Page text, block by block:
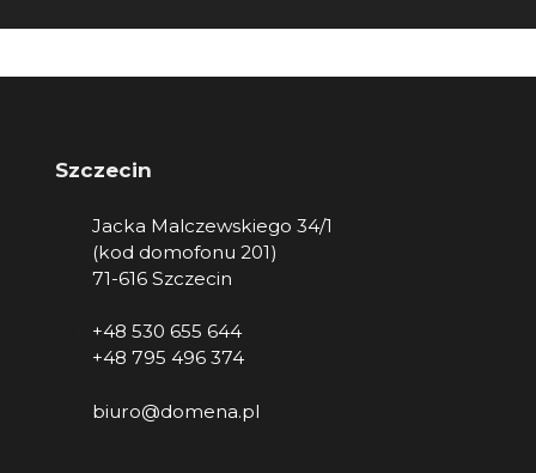
Szczecin
Jacka Malczewskiego 34/1
(kod domofonu 201)
71-616 Szczecin
+48 530 655 644
+48 795 496 374
biuro@domena.pl